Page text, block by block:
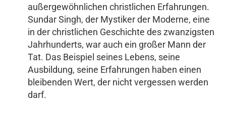
außergewöhnlichen christlichen Erfahrungen.
Sundar Singh, der Mystiker der Moderne, eine
in der christlichen Geschichte des zwanzigsten
Jahrhunderts, war auch ein großer Mann der
Tat. Das Beispiel seines Lebens, seine
Ausbildung, seine Erfahrungen haben einen
bleibenden Wert, der nicht vergessen werden
darf.